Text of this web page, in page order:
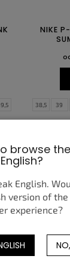
NIKE
38,5 39
42,5
43
NIKE
browse
English?
English.
version of
experience?